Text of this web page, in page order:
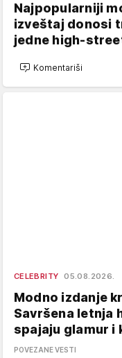
Najpopularniji
izveštaj donosi
jedne high-
Komentariši
CELEBRITY 05.08.2026.
Modno izdanje
Savršena letnja
spajaju glamur i
POVEZANE VESTI